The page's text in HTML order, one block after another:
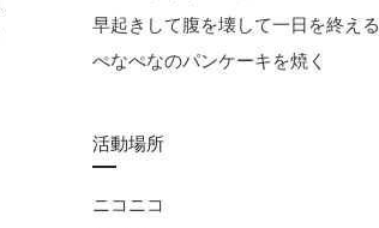
早起きして腹を壊して一日を終える
ぺなぺなのパンケーキを焼く
活動場所
ニコニコ